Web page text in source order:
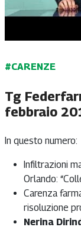
#CARENZE
Tg
febbraio
In questo numero:
Infiltrazioni
Orlando:
Carenza
risoluzione
Nerina